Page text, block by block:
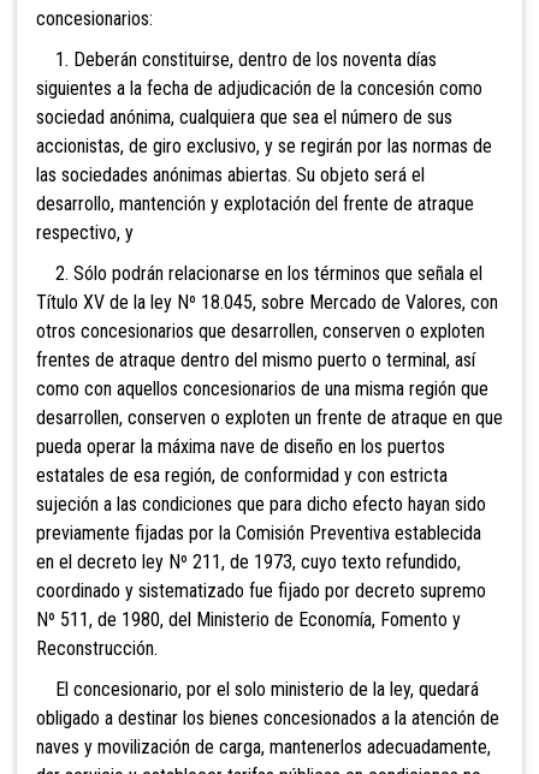
concesionarios:
1. Deberán constituirse, dentro de los noventa días
siguientes a la fecha de adjudicación de la concesión como
sociedad anónima, cualquiera que sea el número de sus
accionistas, de giro exclusivo, y se regirán por las normas de
las sociedades anónimas abiertas. Su objeto será el
desarrollo, mantención y explotación del frente de atraque
respectivo, y
2. Sólo podrán relacionarse en los términos que señala el
Título XV de la ley Nº 18.045, sobre Mercado de Valores, con
otros concesionarios que desarrollen, conserven o exploten
frentes de atraque dentro del mismo puerto o terminal, así
como con aquellos concesionarios de una misma región que
desarrollen, conserven o exploten un frente de atraque en que
pueda operar la máxima nave de diseño en los puertos
estatales de esa región, de conformidad y con estricta
sujeción a las condiciones que para dicho efecto hayan sido
previamente fijadas por la Comisión Preventiva establecida
en el decreto ley Nº 211, de 1973, cuyo texto refundido,
coordinado y sistematizado fue fijado por decreto supremo
Nº 511, de 1980, del Ministerio de Economía, Fomento y
Reconstrucción.
El concesionario, por el solo ministerio de la ley, quedará
obligado a destinar los bienes concesionados a la atención de
naves y movilización de carga, mantenerlos adecuadamente,